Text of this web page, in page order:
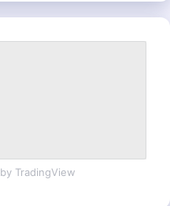
by TradingView